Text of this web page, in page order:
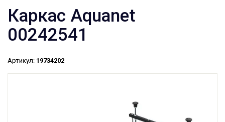
Каркас Aquanet
00242541
Артикул: 19734202